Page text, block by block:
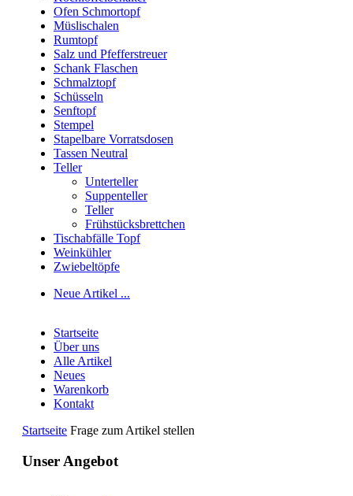
Ofen Schmortopf
Müslischalen
Rumtopf
Salz und Pfefferstreuer
Schank Flaschen
Schmalztopf
Schüsseln
Senftopf
Stempel
Stapelbare Vorratsdosen
Tassen Neutral
Teller
Unterteller
Suppenteller
Teller
Frühstücksbrettchen
Tischabfälle Topf
Weinkühler
Zwiebeltöpfe
Neue Artikel ...
Startseite
Über uns
Alle Artikel
Neues
Warenkorb
Kontakt
Startseite Frage zum Artikel stellen
Unser Angebot